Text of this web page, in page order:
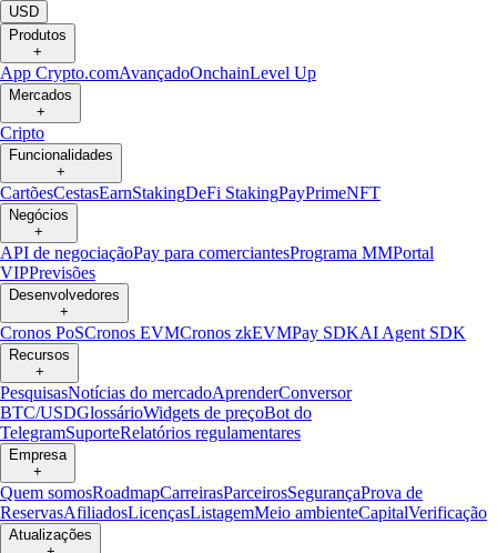
USD
Produtos
+
App Crypto.comAvançadoOnchainLevel Up
Mercados
+
Cripto
Funcionalidades
+
CartõesCestasEarnStakingDeFi StakingPayPrimeNFT
Negócios
+
API de negociaçãoPay para comerciantesPrograma MMPortal
VIPPrevisões
Desenvolvedores
+
Cronos PoSCronos EVMCronos zkEVMPay SDKAI Agent SDK
Recursos
+
PesquisasNotícias do mercadoAprenderConversor
BTC/USDGlossárioWidgets de preçoBot do
TelegramSuporteRelatórios regulamentares
Empresa
+
Quem somosRoadmapCarreirasParceirosSegurançaProva de
ReservasAfiliadosLicençasListagemMeio ambienteCapitalVerificação
Atualizações